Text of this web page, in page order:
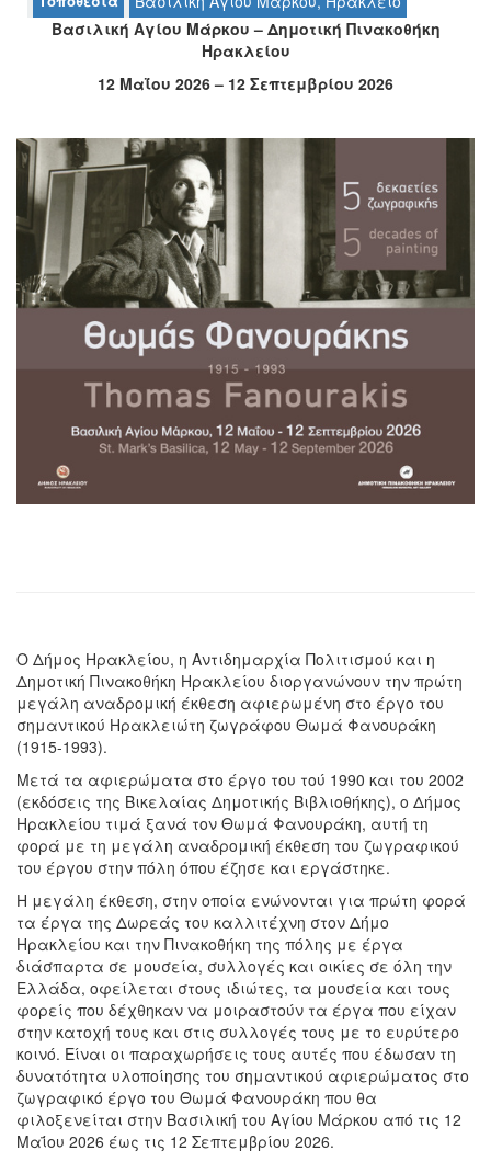
ΤΟΠΟΣ
ΠΟΛΙΤΙΣΜΟΣ
ΑΝΘΕΚΤΙΚΗ
ΠΟΛΗ
Βασιλική Αγίου Μάρκου – Δημοτική Πινακοθήκη
Ηρακλείου
12 Μαΐου 2026 – 12 Σεπτεμβρίου 2026
Ο Δήμος Ηρακλείου, η Αντιδημαρχία Πολιτισμού και η
Δημοτική Πινακοθήκη Ηρακλείου διοργανώνουν την πρώτη
μεγάλη αναδρομική έκθεση αφιερωμένη στο έργο του
σημαντικού Ηρακλειώτη ζωγράφου Θωμά Φανουράκη
(1915-1993).
Μετά τα αφιερώματα στο έργο του τού 1990 και του 2002
(εκδόσεις της Βικελαίας Δημοτικής Βιβλιοθήκης), ο Δήμος
Ηρακλείου τιμά ξανά τον Θωμά Φανουράκη, αυτή τη
φορά με τη μεγάλη αναδρομική έκθεση του ζωγραφικού
του έργου στην πόλη όπου έζησε και εργάστηκε.
Η μεγάλη έκθεση, στην οποία ενώνονται για πρώτη φορά
τα έργα της Δωρεάς του καλλιτέχνη στον Δήμο
Ηρακλείου και την Πινακοθήκη της πόλης με έργα
διάσπαρτα σε μουσεία, συλλογές και οικίες σε όλη την
Ελλάδα, οφείλεται στους ιδιώτες, τα μουσεία και τους
φορείς που δέχθηκαν να μοιραστούν τα έργα που είχαν
στην κατοχή τους και στις συλλογές τους με το ευρύτερο
κοινό. Είναι οι παραχωρήσεις τους αυτές που έδωσαν τη
δυνατότητα υλοποίησης του σημαντικού αφιερώματος στο
ζωγραφικό έργο του Θωμά Φανουράκη που θα
φιλοξενείται στην Βασιλική του Αγίου Μάρκου από τις 12
Μαΐου 2026 έως τις 12 Σεπτεμβρίου 2026.